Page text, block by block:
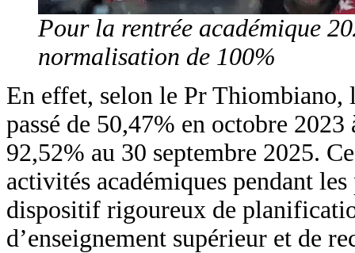
Pour la rentrée académique
normalisation de 100%
En effet, selon le Pr Thiombiano,
passé de 50,47% en octobre
92,52% au 30 septembre 2025.
activités académiques pendant
dispositif rigoureux de
d’enseignement supérieur et de